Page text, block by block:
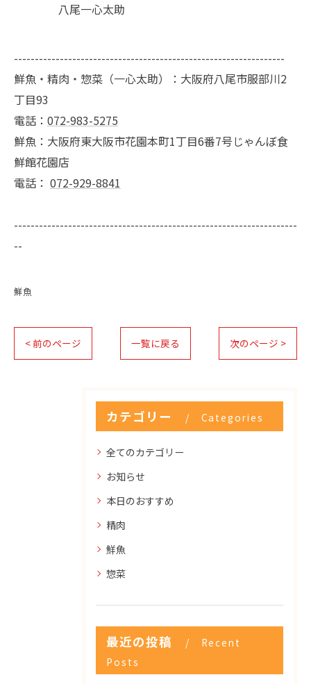
八尾一心太助
-----------------------------------------------------------------
鮮魚・精肉・惣菜（一心太助）：大阪府八尾市服部川2
丁目93
電話： 072-983-5275
鮮魚：大阪府東大阪市花園本町1丁目6番7号じゃんぼ食
鮮館花園店
電話： 072-929-8841
--------------------------------------------------------------------
--
鮮魚
< 前のページ 一覧に戻る 次のページ >
カテゴリー Categories
全てのカテゴリー
お知らせ
本日のおすすめ
精肉
鮮魚
惣菜
最近の投稿
Recent
Posts